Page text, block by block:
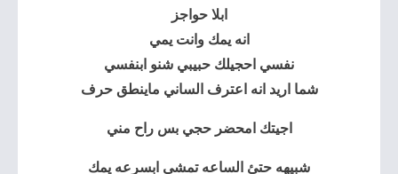
ابلا حواجز
انه يمك وانت يمي
نفسي احجيلك حبيبي شنو ابنفسي
شما اريد انه اعترف الساني ماينطق حرف
اجيتك امحضر حجي بس راح مني
شبيهه حتئ الساعه تمشي ابسرعه يمك